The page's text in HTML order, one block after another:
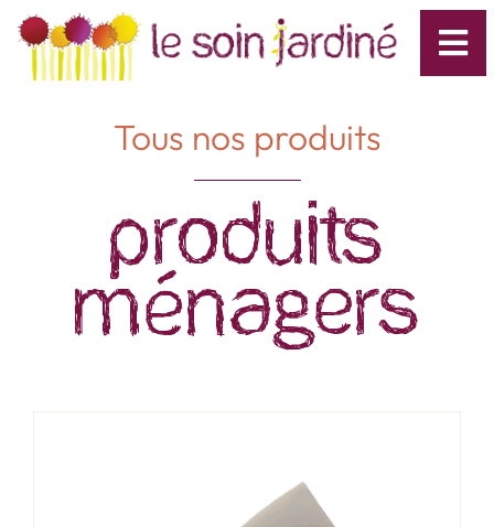
Tous nos produits
Produits
Ménagers